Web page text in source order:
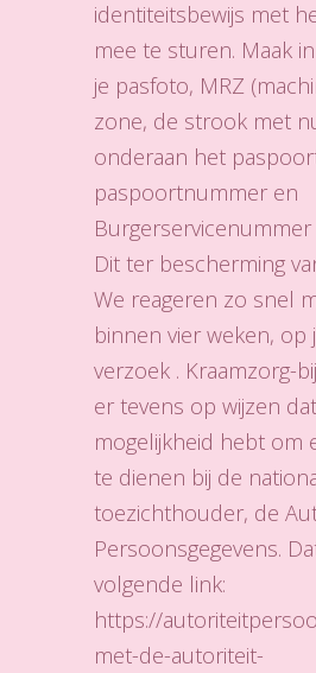
identiteitsbewijs met
mee te sturen. Maak
je pasfoto, MRZ
zone, de strook met
onderaan het
paspoortnummer en
Burgerservicenummer
Dit ter bescherming
We reageren zo snel
binnen vier weken, op
verzoek . Kraamzorg-
er tevens op wijzen
mogelijkheid hebt om
te dienen bij de
toezichthouder, de
Persoonsgegevens.
volgende link:
https://
met-de-autoriteit-